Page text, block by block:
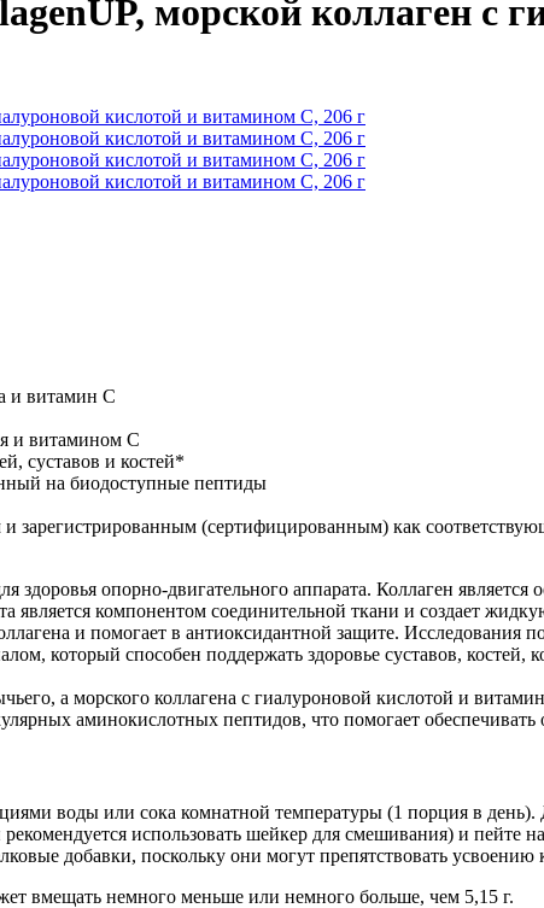
морской коллаген с
и витамин С
и витамином C
суставов и костей*
на биодоступные пептиды
зарегистрированным (сертифицированным) как
здоровья опорно-двигательного аппарата. Коллаген
является компонентом соединительной ткани и создает
и помогает в антиоксидантной защите. Исследования
который способен поддержать здоровье суставов, костей,
а морского коллагена с гиалуроновой кислотой и
аминокислотных пептидов, что помогает
воды или сока комнатной температуры (1 порция в
использовать шейкер для смешивания) и пейте
добавки, поскольку они могут препятствовать усвоению
вмещать немного меньше или немного больше, чем 5,15 г.